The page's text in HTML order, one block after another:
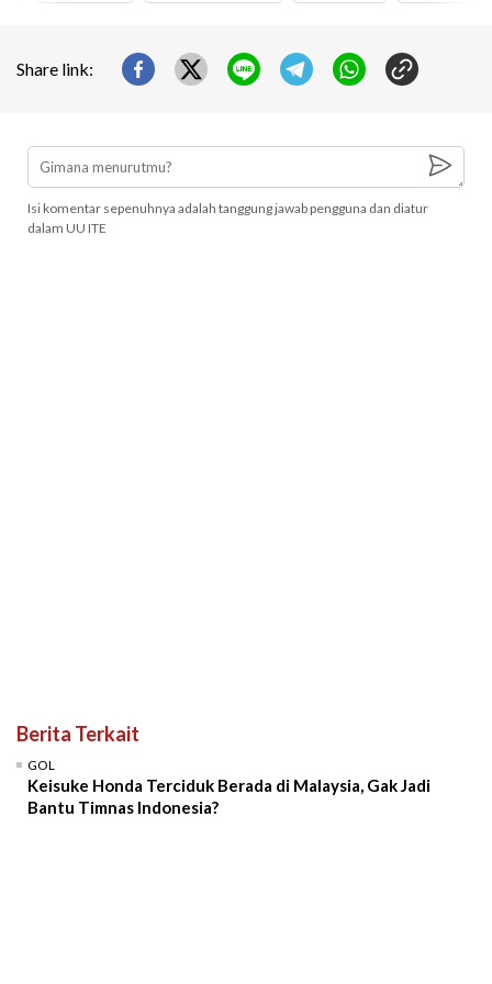
Share link:
Isi komentar sepenuhnya adalah tanggung jawab pengguna dan diatur
dalam UU ITE
Berita Terkait
GOL
Keisuke Honda Terciduk Berada di Malaysia, Gak Jadi
Bantu Timnas Indonesia?